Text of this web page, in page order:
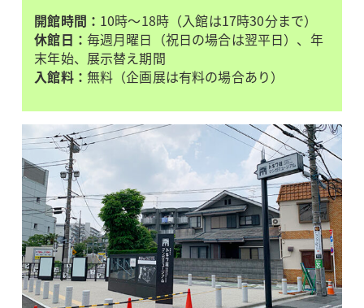
開館時間： 10時～18時（入館は17時30分まで）
休館日： 毎週月曜日（祝日の場合は翌平日）、年
末年始、展示替え期間
入館料： 無料（企画展は有料の場合あり）